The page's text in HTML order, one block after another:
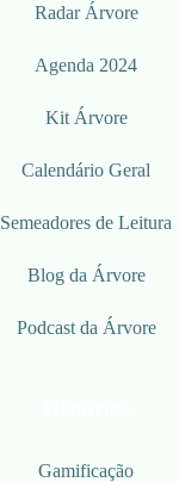
Radar Árvore
Agenda 2024
Kit Árvore
Calendário Geral
Semeadores de Leitura
Blog da Árvore
Podcast da Árvore
Gamificação